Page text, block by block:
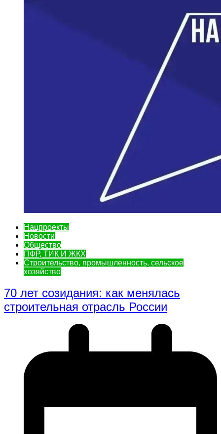
Нацпроекты
Новости
Общество
ПФР, ТИК И ЖКХ
Строительство, промышленность, сельское
хозяйство
70 лет созидания: как менялась
строительная отрасль России